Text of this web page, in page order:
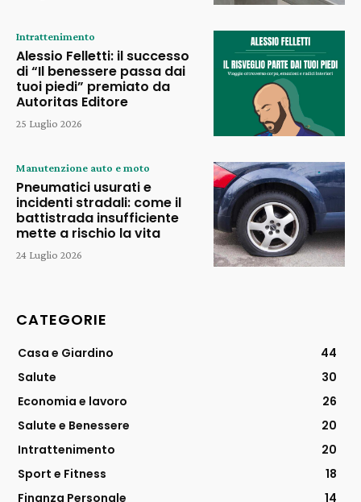
Intrattenimento
Alessio Felletti: il successo
di “Il benessere passa dai
tuoi piedi” premiato da
Autoritas Editore
25 Luglio 2026
Manutenzione auto e moto
Pneumatici usurati e
incidenti stradali: come il
battistrada insufficiente
mette a rischio la vita
24 Luglio 2026
CATEGORIE
Casa e Giardino
44
Salute
30
Economia e lavoro
26
Salute e Benessere
20
Intrattenimento
20
Sport e Fitness
18
Finanza Personale
14